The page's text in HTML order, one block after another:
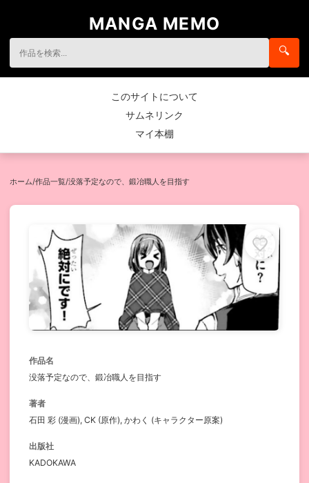
MANGA MEMO
🔍
このサイトについて
サムネリンク
マイ本棚
ホーム/作品一覧/没落予定なので、鍛冶職人を目指す
作品名
没落予定なので、鍛冶職人を目指す
著者
石田 彩 (漫画), CK (原作), かわく (キャラクター原案)
出版社
KADOKAWA